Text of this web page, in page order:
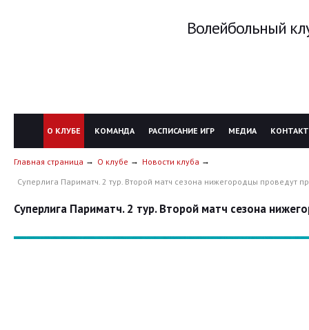
Волейбольный
О КЛУБЕ КОМАНДА РАСПИСАНИЕ ИГР МЕДИА
Главная страница О клубе
Новости клуба
Суперлига Париматч. 2 тур. Второй матч сезона нижегородцы проведут
Суперлига Париматч. 2 тур. Второй матч сезона